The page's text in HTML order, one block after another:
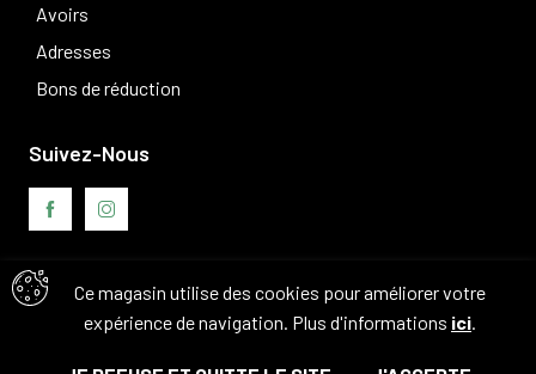
Avoirs
Adresses
Bons de réduction
Ce magasin utilise des cookies pour améliorer votre
expérience de navigation. Plus d'informations ici.
Suivez-Nous
Avis clients